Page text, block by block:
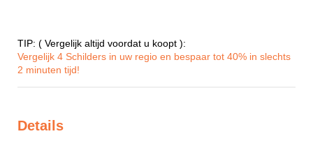
TIP: ( Vergelijk altijd voordat u koopt ):
Vergelijk 4 Schilders in uw regio en bespaar tot 40% in slechts
2 minuten tijd!
Details